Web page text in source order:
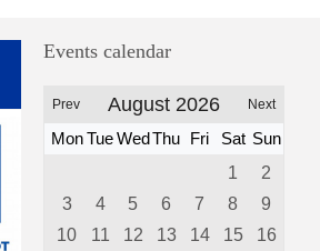
Events calendar
Prev August 2026 Next
Mon TueWedThu Fri Sat Sun
1
2
3
4 5 6 7 8
9
10
11 12 13 14 15
16